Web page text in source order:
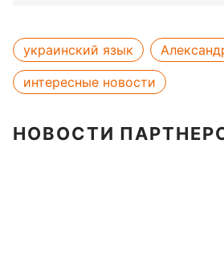
украинский язык
интересные новости
НОВОСТИ